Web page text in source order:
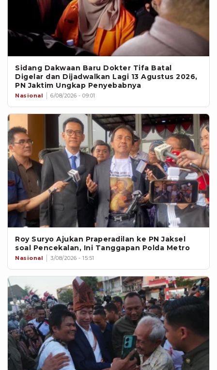
Sidang Dakwaan Baru Dokter Tifa Batal
Digelar dan Dijadwalkan Lagi 13 Agustus 2026,
PN Jaktim Ungkap Penyebabnya
Nasional 6/08/2026 - 09:01
Roy Suryo Ajukan Praperadilan ke PN Jaksel
soal Pencekalan, Ini Tanggapan Polda Metro
Nasional 3/08/2026 - 15:51